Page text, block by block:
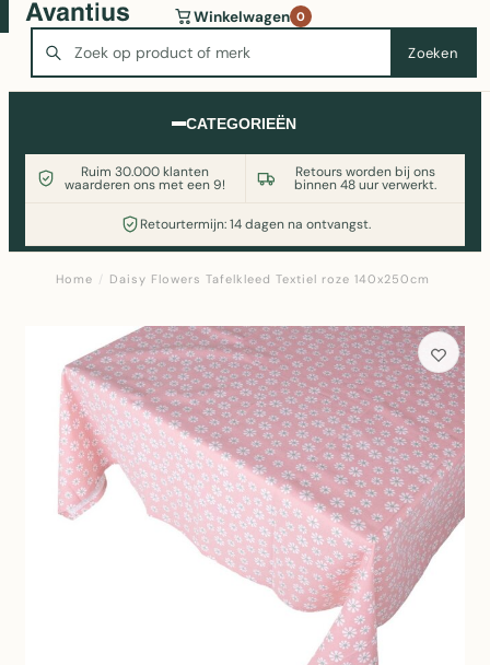
Zoeken
Winkelwagen 0
CATEGORIEËN
Ruim 30.000 klanten
waarderen ons met een 9!
Retours worden bij ons
binnen 48 uur verwerkt.
Retourtermijn: 14 dagen na ontvangst.
Wasmachine of koelkast nodig? Vergelijk alle prijzen op
Witgoedaanbod.nl
Home / Daisy Flowers Tafelkleed Textiel roze 140x250cm